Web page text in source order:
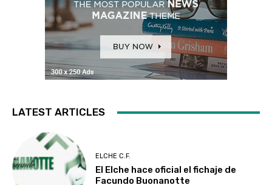
LATEST ARTICLES
ELCHE C.F.
El Elche hace oficial el fichaje de
Facundo Buonanotte